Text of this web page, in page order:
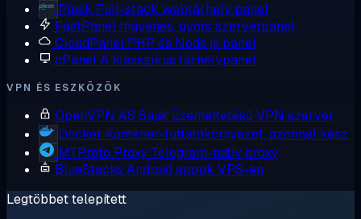
Plesk Full-stack webtárhely panel
FastPanel Ingyenes, gyors szerverpanel
CloudPanel PHP és Node.js panel
cPanelA klasszikus tárhelypanel
VPN ÉS ESZKÖZÖK
OpenVPN AS Saját üzemeltetésű VPN szerver
Docker Konténer-futtatókörnyezet, azonnal kész
MTProto Proxy Telegram-natív proxy
BlueStacks Android appok VPS-en
Legtöbbet telepített